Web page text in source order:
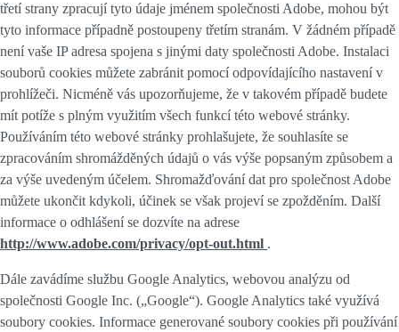
třetí strany zpracují tyto údaje jménem společnosti Adobe, mohou být
tyto informace případně postoupeny třetím stranám. V žádném případě
není vaše IP adresa spojena s jinými daty společnosti Adobe. Instalaci
souborů cookies můžete zabránit pomocí odpovídajícího nastavení v
prohlížeči. Nicméně vás upozorňujeme, že v takovém případě budete
mít potíže s plným využitím všech funkcí této webové stránky.
Používáním této webové stránky prohlašujete, že souhlasíte se
zpracováním shromážděných údajů o vás výše popsaným způsobem a
za výše uvedeným účelem. Shromažďování dat pro společnost Adobe
můžete ukončit kdykoli, účinek se však projeví se zpožděním. Další
informace o odhlášení se dozvíte na adrese
http://www.adobe.com/privacy/opt-out.html .
Dále zavádíme službu Google Analytics, webovou analýzu od
společnosti Google Inc. („Google“). Google Analytics také využívá
soubory cookies. Informace generované soubory cookies při používání